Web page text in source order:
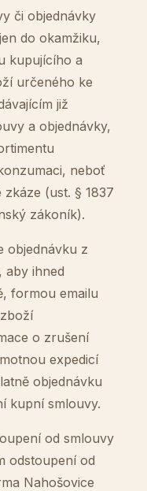
či objednávky
do okamžiku,
kupujícího a
určeného ke
již
a objednávky,
neboť
(ust. § 1837
zákoník).
objednávku z
aby ihned
formou emailu
o zrušení
expedicí
objednávku
kupní smlouvy.
od smlouvy
odstoupení od
Nahošovice